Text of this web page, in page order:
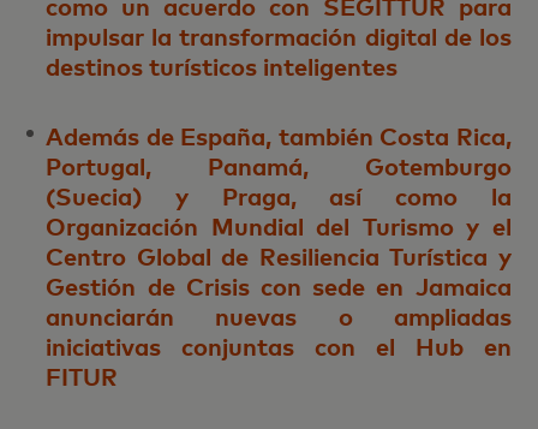
como un acuerdo con SEGITTUR para
impulsar la transformación digital de los
destinos turísticos inteligentes
Además de España, también Costa Rica,
Portugal, Panamá, Gotemburgo
(Suecia) y Praga, así como la
Organización Mundial del Turismo y el
Centro Global de Resiliencia Turística y
Gestión de Crisis con sede en Jamaica
anunciarán nuevas o ampliadas
iniciativas conjuntas con el Hub en
FITUR